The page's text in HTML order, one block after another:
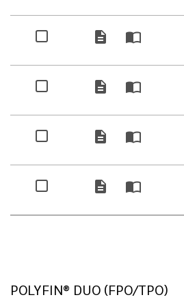
description import_contacts
description import_contacts
description import_contacts
description import_contacts
POLYFIN® DUO (FPO/TPO)